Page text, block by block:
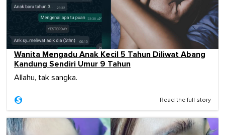
Wanita Mengadu Anak Kecil 5 Tahun Diliwat Abang
Kandung Sendiri Umur 9 Tahun
Allahu, tak sangka.
Read the full story